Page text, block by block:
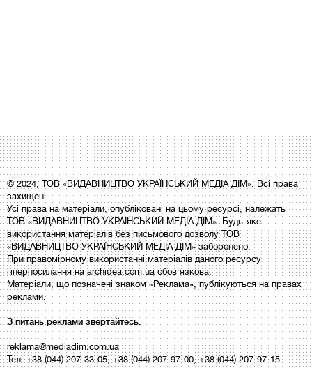
© 2024, ТОВ «ВИДАВНИЦТВО УКРАЇНСЬКИЙ МЕДІА ДІМ». Всі права
захищені.
Усі права на матеріали, опубліковані на цьому ресурсі, належать
ТОВ «ВИДАВНИЦТВО УКРАЇНСЬКИЙ МЕДІА ДІМ». Будь-яке
використання матеріалів без письмового дозволу ТОВ
«ВИДАВНИЦТВО УКРАЇНСЬКИЙ МЕДІА ДІМ» заборонено.
При правомірному використанні матеріалів даного ресурсу
гіперпосилання на archidea.com.ua обов'язкова.
Матеріали, що позначені знаком «Реклама», публікуються на правах
реклами.
З питань реклами звертайтесь:
reklama@mediadim.com.ua
Тел: +38 (044) 207-33-05, +38 (044) 207-97-00, +38 (044) 207-97-15.